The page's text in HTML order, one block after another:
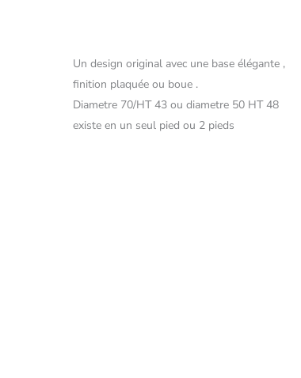
Un design original avec une base élégante ,
finition plaquée ou boue .
Diametre 70/HT 43 ou diametre 50 HT 48
existe en un seul pied ou 2 pieds